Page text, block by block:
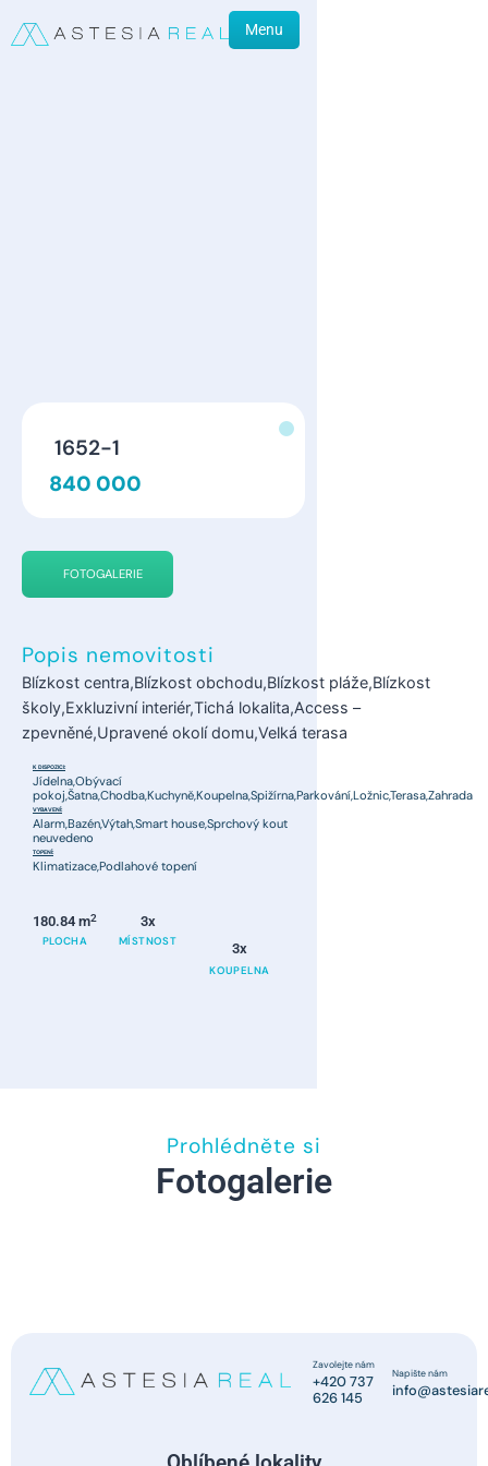
Menu
1652-1
840 000
FOTOGALERIE
Popis nemovitosti
Blízkost centra,Blízkost obchodu,Blízkost pláže,Blízkost
školy,Exkluzivní interiér,Tichá lokalita,Access –
zpevněné,Upravené okolí domu,Velká terasa
K DISPOZICI:
Jídelna,Obývací
pokoj,Šatna,Chodba,Kuchyně,Koupelna,Spižírna,Parkování,Ložnic,Terasa,Zahrada
VYBAVENÍ:
Alarm,Bazén,Výtah,Smart house,Sprchový kout
neuvedeno
TOPENÍ:
Klimatizace,Podlahové topení
180.84 m2
PLOCHA
3x
MÍSTNOST 3x
KOUPELNA
Prohlédněte si
Fotogalerie
Zavolejte nám
+420 737
626 145
Napište nám